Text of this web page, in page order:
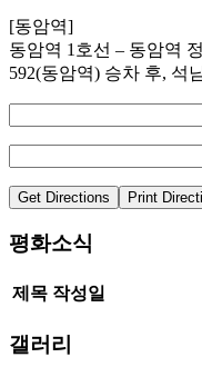
[동암역]
동암역 1호선 – 동암역
592(동암역) 승차 후, 석
평화소식
제목 작성일
갤러리